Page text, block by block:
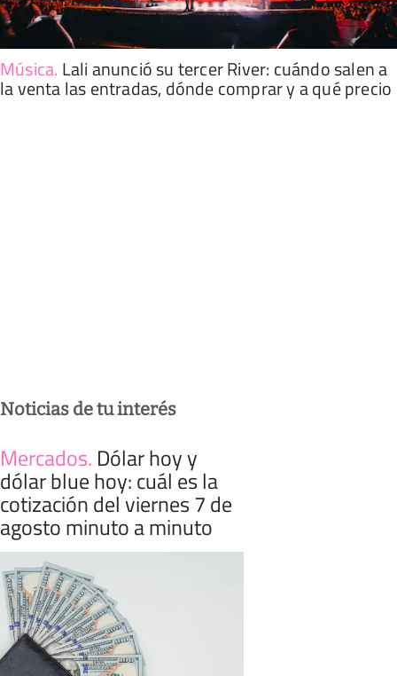
Música. Lali anunció su tercer River: cuándo salen a
la venta las entradas, dónde comprar y a qué precio
Noticias de tu interés
Mercados. Dólar hoy y
dólar blue hoy: cuál es la
cotización del viernes 7 de
agosto minuto a minuto